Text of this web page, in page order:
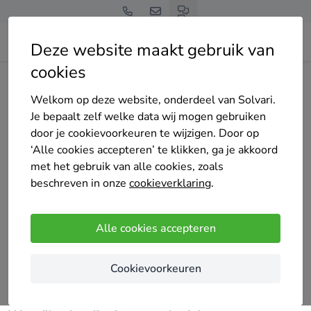
Deze website maakt gebruik van
cookies
Welkom op deze website, onderdeel van Solvari.
Je bepaalt zelf welke data wij mogen gebruiken
door je cookievoorkeuren te wijzigen. Door op
‘Alle cookies accepteren’ te klikken, ga je akkoord
met het gebruik van alle cookies, zoals
beschreven in onze cookieverklaring.
Alle cookies accepteren
Cookievoorkeuren
Home Bedrijven overzicht
STRUCTIV BOUWGROEP
(5 reviews)
Structiv Bouwgroep is een bouwbedrijf uit Limburg